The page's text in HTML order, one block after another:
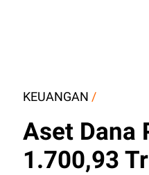
KEUANGAN /
Aset Dana
1.700,93